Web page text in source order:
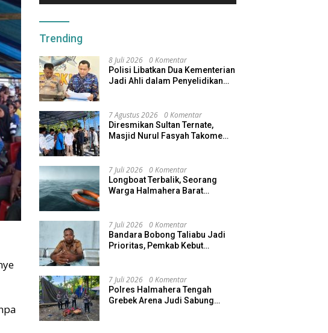
Trending
8 Juli 2026 0 Komentar
Polisi Libatkan Dua Kementerian
Jadi Ahli dalam Penyelidikan
7 Agustus 2026 0 Komentar
Diresmikan Sultan Ternate,
Masjid Nurul Fasyah Takome
7 Juli 2026 0 Komentar
Longboat Terbalik, Seorang
Warga Halmahera Barat
7 Juli 2026 0 Komentar
Bandara Bobong Taliabu Jadi
Prioritas, Pemkab Kebut
7 Juli 2026 0 Komentar
Polres Halmahera Tengah
Grebek Arena Judi Sabung